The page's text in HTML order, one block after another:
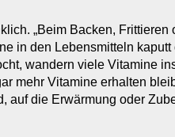
„Beim Backen,
in den Lebensmitteln
wandern viele Vitamine
mehr Vitamine erhalten
die Erwärmung oder